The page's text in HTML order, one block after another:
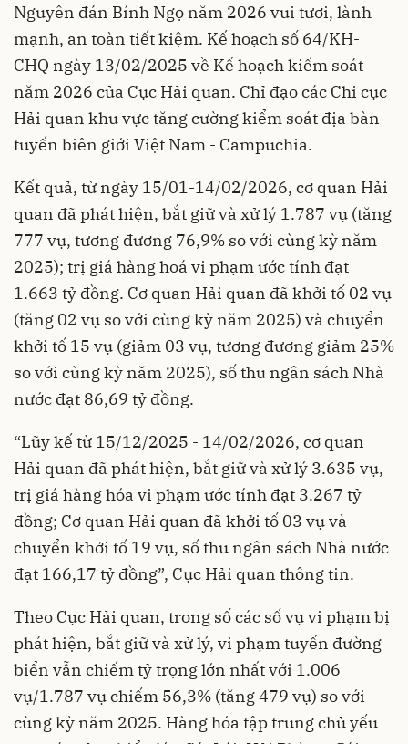
Nguyên đán Bính Ngọ năm 2026 vui tươi, lành
mạnh, an toàn tiết kiệm. Kế hoạch số 64/KH-
CHQ ngày 13/02/2025 về Kế hoạch kiểm soát
năm 2026 của Cục Hải quan. Chỉ đạo các Chi cục
Hải quan khu vực tăng cường kiểm soát địa bàn
tuyến biên giới Việt Nam - Campuchia.
Kết quả, từ ngày 15/01-14/02/2026, cơ quan Hải
quan đã phát hiện, bắt giữ và xử lý 1.787 vụ (tăng
777 vụ, tương đương 76,9% so với cùng kỳ năm
2025); trị giá hàng hoá vi phạm ước tính đạt
1.663 tỷ đồng. Cơ quan Hải quan đã khởi tố 02 vụ
(tăng 02 vụ so với cùng kỳ năm 2025) và chuyển
khởi tố 15 vụ (giảm 03 vụ, tương đương giảm 25%
so với cùng kỳ năm 2025), số thu ngân sách Nhà
nước đạt 86,69 tỷ đồng.
“Lũy kế từ 15/12/2025 - 14/02/2026, cơ quan
Hải quan đã phát hiện, bắt giữ và xử lý 3.635 vụ,
trị giá hàng hóa vi phạm ước tính đạt 3.267 tỷ
đồng; Cơ quan Hải quan đã khởi tố 03 vụ và
chuyển khởi tố 19 vụ, số thu ngân sách Nhà nước
đạt 166,17 tỷ đồng”, Cục Hải quan thông tin.
Theo Cục Hải quan, trong số các số vụ vi phạm bị
phát hiện, bắt giữ và xử lý, vi phạm tuyến đường
biển vẫn chiếm tỷ trọng lớn nhất với 1.006
vụ/1.787 vụ chiếm 56,3% (tăng 479 vụ) so với
cùng kỳ năm 2025. Hàng hóa tập trung chủ yếu